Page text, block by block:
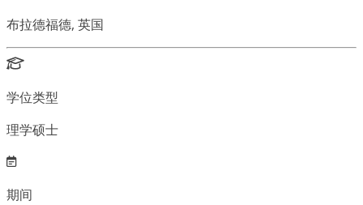
布拉德福德, 英国
学位类型
理学硕士
期间